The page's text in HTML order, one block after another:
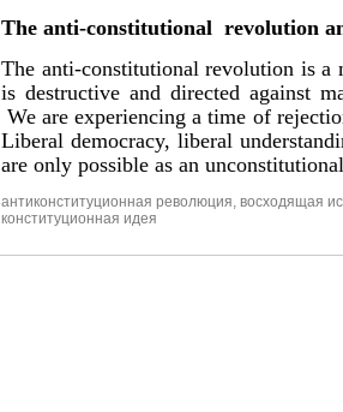
The anti-constitutional revolution
The anti-constitutional revolution is a
is destructive and directed against
We are experiencing a time of
Liberal democracy, liberal
are only possible as an
антиконституционная революция восходящая
конституционная идея